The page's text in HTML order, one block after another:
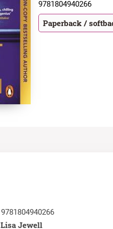
9781804940266
Paperback /
9781804940266
Lisa Jewell